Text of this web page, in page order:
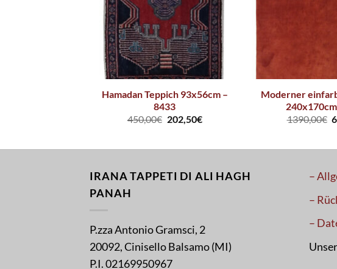
Hamadan Teppich 93x56cm –
8433
450,00€ 202,50€
Moderner
1390,00€
IRANA TAPPETI DI ALI HAGH
PANAH
P.zza Antonio Gramsci, 2
20092, Cinisello Balsamo (MI)
P.I. 02169950967
–
–
–